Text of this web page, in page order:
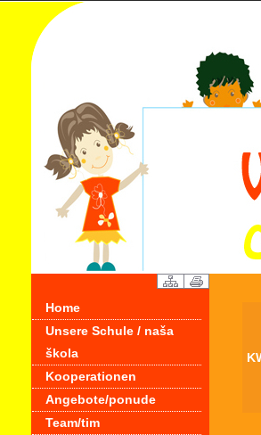
Home
Unsere Schule / naša
škola
Kooperationen
Angebote/ponude
Team/tim